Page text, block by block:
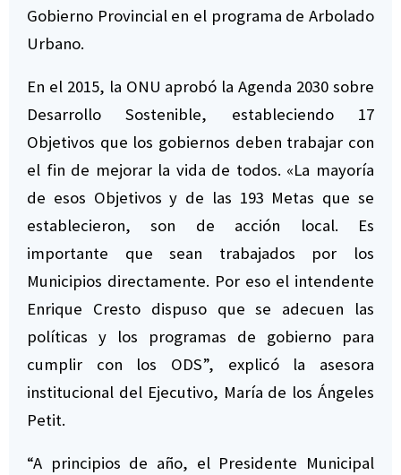
Gobierno Provincial en el programa de Arbolado
Urbano.
En el 2015, la ONU aprobó la Agenda 2030 sobre
Desarrollo Sostenible, estableciendo 17
Objetivos que los gobiernos deben trabajar con
el fin de mejorar la vida de todos. «La mayoría
de esos Objetivos y de las 193 Metas que se
establecieron, son de acción local. Es
importante que sean trabajados por los
Municipios directamente. Por eso el intendente
Enrique Cresto dispuso que se adecuen las
políticas y los programas de gobierno para
cumplir con los ODS”, explicó la asesora
institucional del Ejecutivo, María de los Ángeles
Petit.
“A principios de año, el Presidente Municipal